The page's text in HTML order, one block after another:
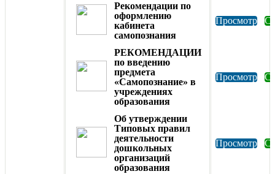
Рекомендации по
оформлению
кабинета
самопознания
Просмотр
РЕКОМЕНДАЦИИ
по введению
предмета
«Самопознание» в
учреждениях
образования
Просмотр
Об утверждении
Типовых правил
деятельности
дошкольных
организаций
образования
Просмотр